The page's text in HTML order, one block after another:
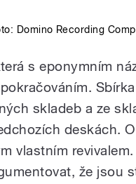
Domino Recording
s eponymním
skladeb a ze
deskách.
vlastním
že jsou